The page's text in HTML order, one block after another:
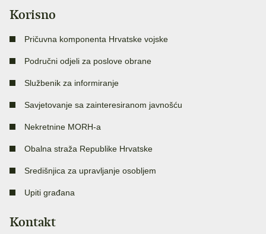
Korisno
Pričuvna komponenta Hrvatske vojske
Područni odjeli za poslove obrane
Službenik za informiranje
Savjetovanje sa zainteresiranom javnošću
Nekretnine MORH-a
Obalna straža Republike Hrvatske
Središnjica za upravljanje osobljem
Upiti građana
Kontakt